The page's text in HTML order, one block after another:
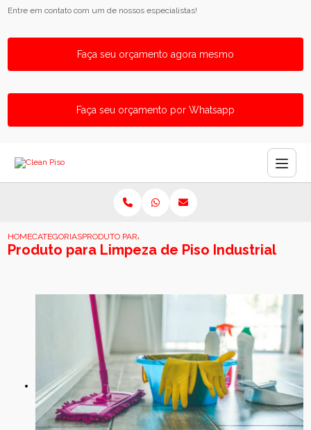
Entre em contato com um de nossos especialistas!
Faça seu orçamento agora mesmo
Faça seu orçamento por Whatsapp
HOMECATEGORIASPRODUTO PARA LIMPEZA DE PISO INDUSTRIAL
Produto para Limpeza de Piso Industrial